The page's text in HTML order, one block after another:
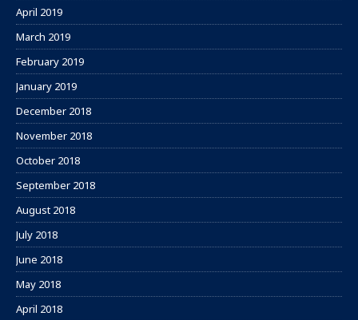
April 2019
March 2019
February 2019
January 2019
December 2018
November 2018
October 2018
September 2018
August 2018
July 2018
June 2018
May 2018
April 2018